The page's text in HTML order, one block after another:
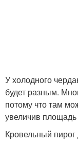
У холодного
будет разным.
потому что там
увеличив
Кровельный